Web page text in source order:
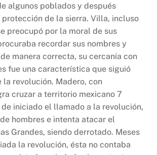
algunos poblados y después
de la sierra. Villa, incluso
preocupó por la moral de sus
recordar sus nombres y
manera correcta, su cercanía con
fue una característica que siguió
la revolución. Madero, con
cruzar a territorio mexicano 7
de iniciado el llamado a la revolución,
hombres e intenta atacar el
Grandes, siendo derrotado. Meses
la revolución, ésta no contaba